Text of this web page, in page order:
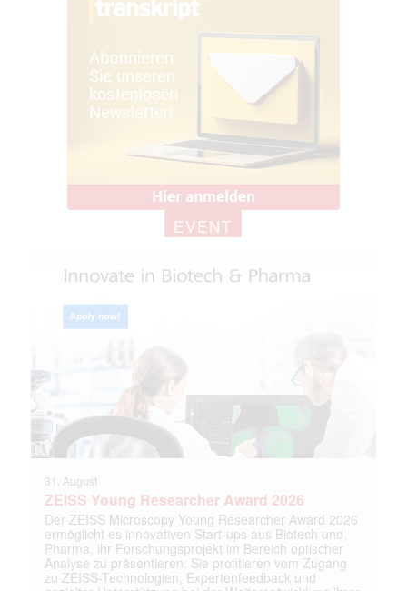
EVENT
31. August
ZEISS Young Researcher Award 2026
Der ZEISS Microscopy Young Researcher Award 2026
ermöglicht es innovativen Start-ups aus Biotech und
Pharma, ihr Forschungsprojekt im Bereich optischer
Analyse zu präsentieren. Sie profitieren vom Zugang
zu ZEISS-Technologien, Expertenfeedback und